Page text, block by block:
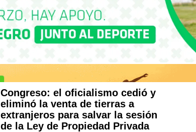
Congreso: el oficialismo cedió y
eliminó la venta de tierras a
extranjeros para salvar la sesión
de la Ley de Propiedad Privada